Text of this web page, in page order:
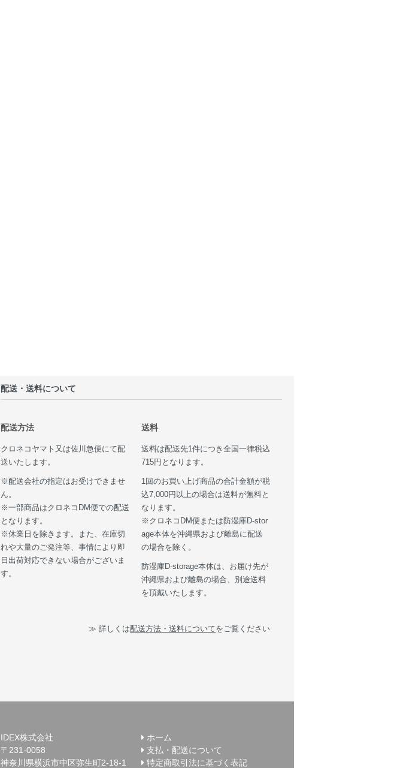
配送・送料について
配送方法
クロネコヤマト又は佐川急便にて配
送いたします。
※配送会社の指定はお受けできませ
ん。
※一部商品はクロネコDM便での配送
となります。
※休業日を除きます。また、在庫切
れや大量のご発注等、事情により即
日出荷対応できない場合がございま
す。
送料
送料は配送先1件につき全国一律税込
715円となります。
1回のお買い上げ商品の合計金額が税
込7,000円以上の場合は送料が無料と
なります。
※クロネコDM便または防湿庫D-stor
age本体を沖縄県および離島に配送
の場合を除く。
防湿庫D-storage本体は、お届け先が
沖縄県および離島の場合、別途送料
を頂戴いたします。
≫ 詳しくは配送方法・送料についてをご覧ください
IDEX株式会社
〒231-0058
神奈川県横浜市中区弥生町2-18-1
ホーム
支払・配送について
特定商取引法に基づく表記